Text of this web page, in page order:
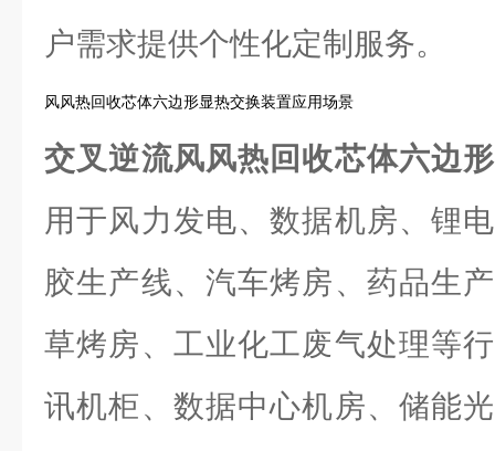
户需求提供个性化定制服务。
风风热回收芯体六边形显热交换装置应用场景
交叉逆流风风热回收芯体六边
用于风力发电、数据机房、锂
胶生产线、汽车烤房、药品生
草烤房、工业化工废气处理等
讯机柜、数据中心机房、储能